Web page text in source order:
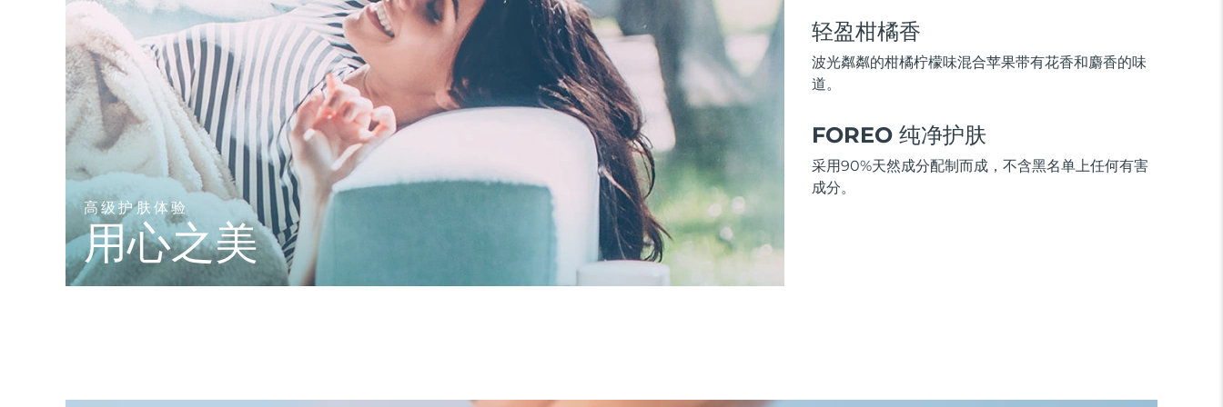
高级护肤体验
用心之美
轻盈柑橘香
波光粼粼的柑橘柠檬味混合苹果带有花香和麝香的味
道。
FOREO 纯净护肤
采用90%天然成分配制而成，不含黑名单上任何有害
成分。